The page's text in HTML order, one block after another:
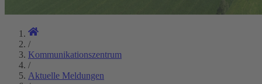
/
Kommunikationszentrum
/
Aktuelle Meldungen